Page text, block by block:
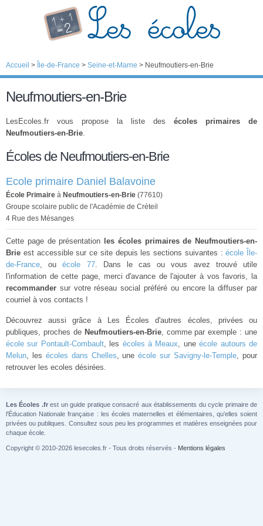
Accueil > Île-de-France > Seine-et-Marne > Neufmoutiers-en-Brie
Neufmoutiers-en-Brie
LesEcoles.fr vous propose la liste des écoles primaires de
Neufmoutiers-en-Brie.
Écoles de Neufmoutiers-en-Brie
Ecole primaire Daniel Balavoine
École Primaire à Neufmoutiers-en-Brie (77610)
Groupe scolaire public de l'Académie de Créteil
4 Rue des Mésanges
Cette page de présentation
les écoles primaires de Neufmoutiers-en-
Brie est accessible sur ce site depuis les sections suivantes :école Île-
de-France, ouécole 77. Dans le cas ou vous avez trouvé utile
l'information de cette page, merci d'avance de l'ajouter à vos favoris, la
recommander sur votre réseau social préféré ou encore la diffuser par
courriel à vos contacts !
Découvrez aussi grâce à Les Écoles d'autres écoles, privées ou
publiques, proches de Neufmoutiers-en-Brie, comme par exemple : une
école sur Pontault-Combault, les écoles à Meaux, uneécole autours de
Melun, les écoles dans Chelles, uneécole sur Savigny-le-Temple, pour
retrouver les ecoles désirées.
Les Écoles .frest un guide pratique consacré aux établissements du cycle primaire de
l'Éducation Nationale française : les écoles maternelles et élémentaires, qu'elles soient
privées ou publiques. Consultez sous peu les programmes et matières enseignées pour
chaque école.
Copyright © 2010-2026 lesecoles.fr - Tous droits réservés - Mentions légales